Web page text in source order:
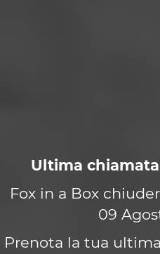
Ultima
Fox in a Box
09
Prenota la tua